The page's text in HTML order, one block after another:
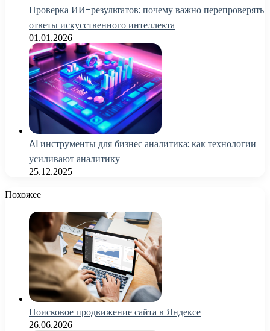
Проверка ИИ-результатов: почему важно перепроверять
ответы искусственного интеллекта
01.01.2026
AI инструменты для бизнес аналитика: как технологии
усиливают аналитику
25.12.2025
Похожее
Поисковое продвижение сайта в Яндексе
26.06.2026